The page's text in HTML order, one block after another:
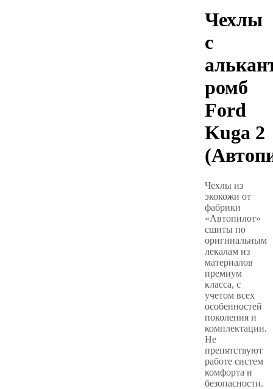
Чехлы
с
ромб
Ford
Kuga 2
Чехлы из
экокожи от
фабрики
«Автопилот»
сшиты по
оригинальным
лекалам из
материалов
премиум
класса, с
учетом всех
особенностей
поколения и
комплектации.
Не
препятствуют
работе систем
комфорта и
безопасности.